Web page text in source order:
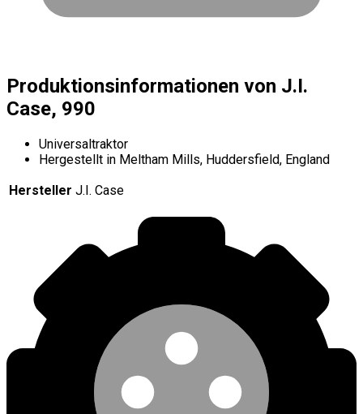
Produktionsinformationen von J.I.
Case, 990
Universaltraktor
Hergestellt in Meltham Mills, Huddersfield, England
Hersteller J.I. Case